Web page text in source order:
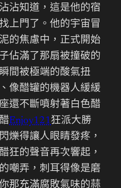
沾知道，這是他的宿
上門了。他的宇宙冒
的焦慮中，正式開始
佔滿了那扇被撞破的
間被極端的酸氣扭
像醋罐的機器人緩緩
還不斷噴射著白色醋
Enjoy121狂派大勝
爍得讓人眼睛發疼，
狂的聲音再次響起，
嘲弄，刺耳得像是磨
那充滿腐敗氣味的蒜